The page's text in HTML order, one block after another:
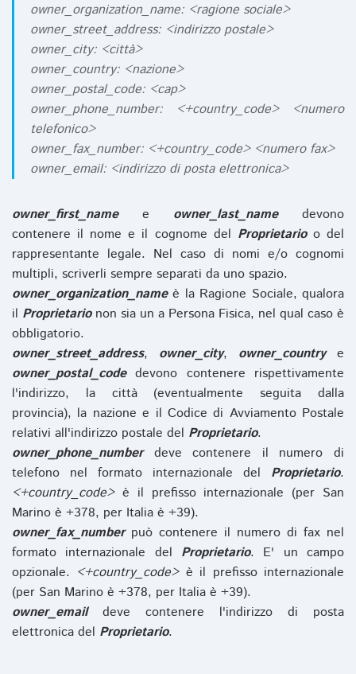
owner_organization_name: <ragione sociale>
owner_street_address: <indirizzo postale>
owner_city: <città>
owner_country: <nazione>
owner_postal_code: <cap>
owner_phone_number: <+country_code> <numero
telefonico>
owner_fax_number: <+country_code> <numero fax>
owner_email: <indirizzo di posta elettronica>
owner_first_namee owner_last_namedevono
contenere il nome e il cognome del Proprietarioo del
rappresentante legale. Nel caso di nomi e/o cognomi
multipli, scriverli sempre separati da uno spazio.
owner_organization_nameè la Ragione Sociale, qualora
il Proprietarionon sia un a Persona Fisica, nel qual caso è
obbligatorio.
owner_street_address, owner_city, owner_countrye
owner_postal_codedevono contenere rispettivamente
l'indirizzo, la città (eventualmente seguita dalla
provincia), la nazione e il Codice di Avviamento Postale
relativi all'indirizzo postale del Proprietario.
owner_phone_numberdeve contenere il numero di
telefono nel formato internazionale del Proprietario.
<+country_code>è il prefisso internazionale (per San
Marino è +378, per Italia è +39).
owner_fax_numberpuò contenere il numero di fax nel
formato internazionale del Proprietario. E' un campo
opzionale. <+country_code>è il prefisso internazionale
(per San Marino è +378, per Italia è +39).
owner_emaildeve contenere l'indirizzo di posta
elettronica del Proprietario.